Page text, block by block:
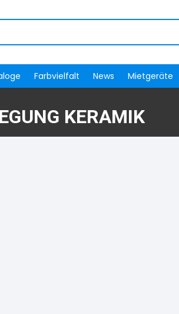
Farbvielfalt News Mietgeräte
KERAMIK